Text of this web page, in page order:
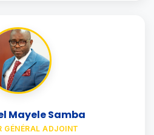
Mayele Samba
GÉNÉRAL ADJOINT